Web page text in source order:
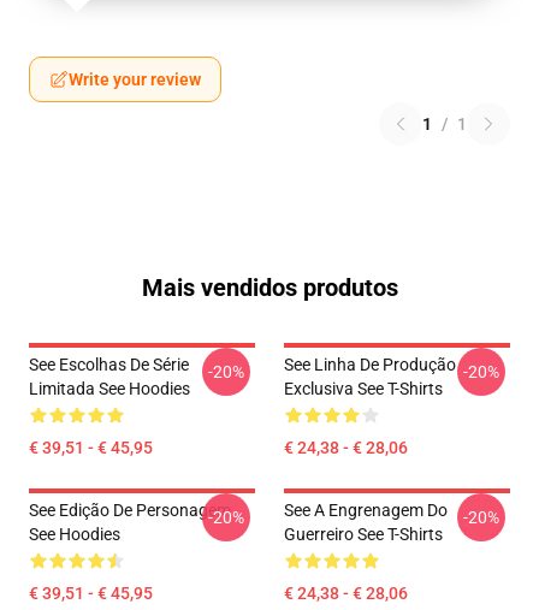
Write your review
1 / 1
Mais vendidos produtos
See Escolhas De Série
Limitada See Hoodies
€ 39,51 - € 45,95
-20%
See Linha De Produção
Exclusiva See T-Shirts
€ 24,38 - € 28,06
-20%
See Edição De Personagem
See Hoodies
€ 39,51 - € 45,95
-20%
See A Engrenagem Do
Guerreiro See T-Shirts
€ 24,38 - € 28,06
-20%